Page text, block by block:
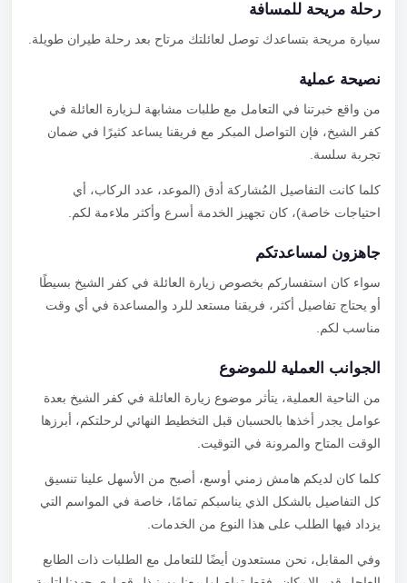
رحلة مريحة للمسافة
سيارة مريحة بتساعدك توصل لعائلتك مرتاح بعد رحلة طيران طويلة.
نصيحة عملية
من واقع خبرتنا في التعامل مع طلبات مشابهة لـزيارة العائلة في
كفر الشيخ، فإن التواصل المبكر مع فريقنا يساعد كثيرًا في ضمان
تجربة سلسة.
كلما كانت التفاصيل المُشاركة أدق (الموعد، عدد الركاب، أي
احتياجات خاصة)، كان تجهيز الخدمة أسرع وأكثر ملاءمة لكم.
جاهزون لمساعدتكم
سواء كان استفساركم بخصوص زيارة العائلة في كفر الشيخ بسيطًا
أو يحتاج تفاصيل أكثر، فريقنا مستعد للرد والمساعدة في أي وقت
مناسب لكم.
الجوانب العملية للموضوع
من الناحية العملية، يتأثر موضوع زيارة العائلة في كفر الشيخ بعدة
عوامل يجدر أخذها بالحسبان قبل التخطيط النهائي لرحلتكم، أبرزها
الوقت المتاح والمرونة في التوقيت.
كلما كان لديكم هامش زمني أوسع، أصبح من الأسهل علينا تنسيق
كل التفاصيل بالشكل الذي يناسبكم تمامًا، خاصة في المواسم التي
يزداد فيها الطلب على هذا النوع من الخدمات.
وفي المقابل، نحن مستعدون أيضًا للتعامل مع الطلبات ذات الطابع